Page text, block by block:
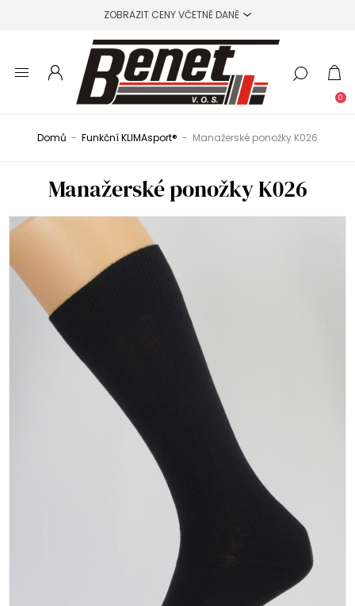
0
Domů - Funkční KLIMAsport® - Manažerské ponožky K026
Manažerské ponožky K026